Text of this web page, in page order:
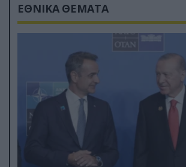
ΕΘΝΙΚΑ ΘΕΜΑΤΑ